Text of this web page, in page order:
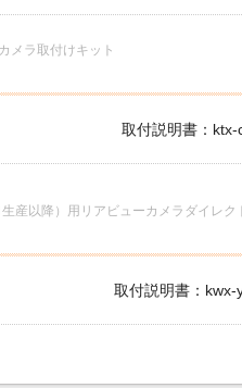
メラ取付けキット
取付説明書：
産以降）用リアビューカメラダイレク
取付説明書：